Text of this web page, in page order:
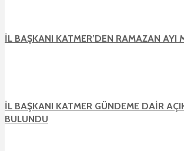
İL BAŞKANI KATMER’DEN RAMAZAN AYI
İL BAŞKANI KATMER GÜNDEME DAİR
BULUNDU